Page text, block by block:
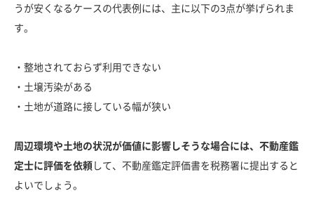
うが安くなるケースの代表例には、主に以下の3点が挙げられま
す。
・整地されておらず利用できない
・土壌汚染がある
・土地が道路に接している幅が狭い
周辺環境や土地の状況が価値に影響しそうな場合には、不動産鑑
定士に評価を依頼して、不動産鑑定評価書を税務署に提出すると
よいでしょう。